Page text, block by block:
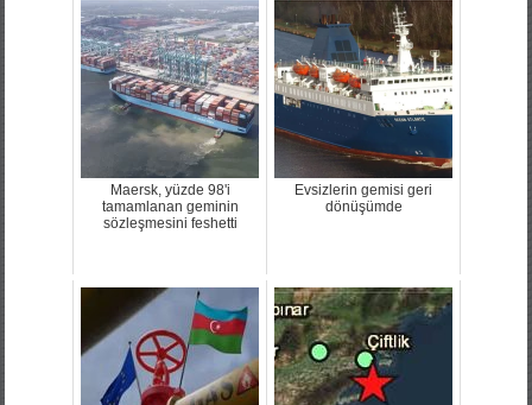
Maersk, yüzde 98'i
tamamlanan geminin
sözleşmesini feshetti
Evsizlerin gemisi geri
dönüşümde